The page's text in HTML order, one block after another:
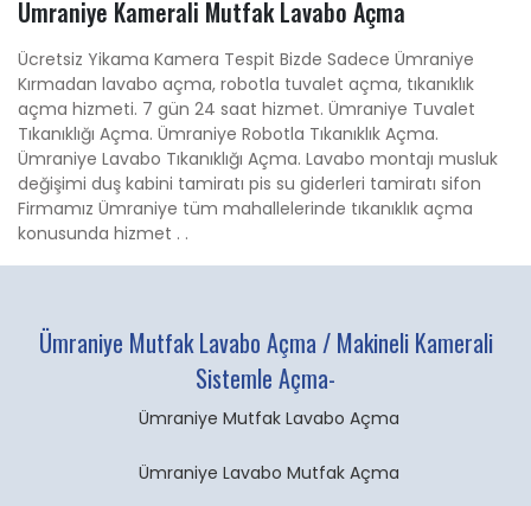
Ümraniye Kamerali Mutfak Lavabo Açma
Ücretsiz Yikama Kamera Tespit Bizde Sadece Ümraniye
Kırmadan lavabo açma, robotla tuvalet açma, tıkanıklık
açma hizmeti. 7 gün 24 saat hizmet. Ümraniye Tuvalet
Tıkanıklığı Açma. Ümraniye Robotla Tıkanıklık Açma.
Ümraniye Lavabo Tıkanıklığı Açma. Lavabo montajı musluk
değişimi duş kabini tamiratı pis su giderleri tamiratı sifon
Firmamız Ümraniye tüm mahallelerinde tıkanıklık açma
konusunda hizmet . .
Ümraniye Mutfak Lavabo Açma / Makineli Kamerali
Sistemle Açma-
Ümraniye Mutfak Lavabo Açma
Ümraniye Lavabo Mutfak Açma